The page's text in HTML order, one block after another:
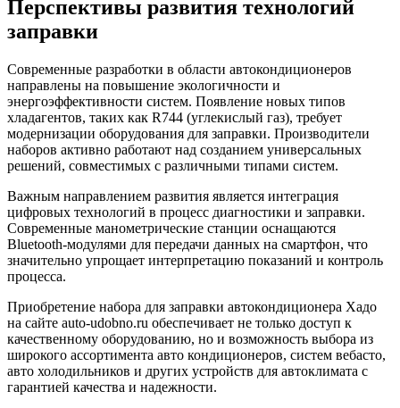
Перспективы развития технологий
заправки
Современные разработки в области автокондиционеров
направлены на повышение экологичности и
энергоэффективности систем. Появление новых типов
хладагентов, таких как R744 (углекислый газ), требует
модернизации оборудования для заправки. Производители
наборов активно работают над созданием универсальных
решений, совместимых с различными типами систем.
Важным направлением развития является интеграция
цифровых технологий в процесс диагностики и заправки.
Современные манометрические станции оснащаются
Bluetooth-модулями для передачи данных на смартфон, что
значительно упрощает интерпретацию показаний и контроль
процесса.
Приобретение набора для заправки автокондиционера Хадо
на сайте auto-udobno.ru обеспечивает не только доступ к
качественному оборудованию, но и возможность выбора из
широкого ассортимента авто кондиционеров, систем вебасто,
авто холодильников и других устройств для автоклимата с
гарантией качества и надежности.